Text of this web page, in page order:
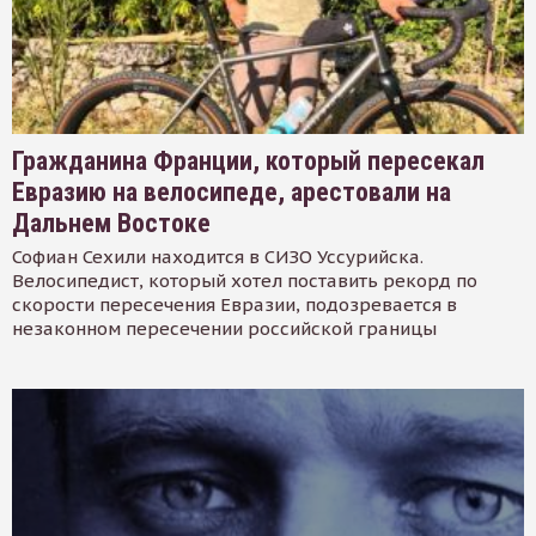
Гражданина Франции, который пересекал
Евразию на велосипеде, арестовали на
Дальнем Востоке
Софиан Сехили находится в СИЗО Уссурийска.
Велосипедист, который хотел поставить рекорд по
скорости пересечения Евразии, подозревается в
незаконном пересечении российской границы